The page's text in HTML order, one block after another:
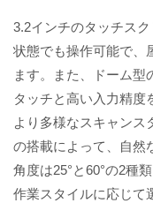
3.2インチのタッチス
状態でも操作可能で、
ます。また、ドーム型
タッチと高い入力精度
より多様なスキャンス
の搭載によって、自然
角度は25°と60°の2種
作業スタイルに応じて